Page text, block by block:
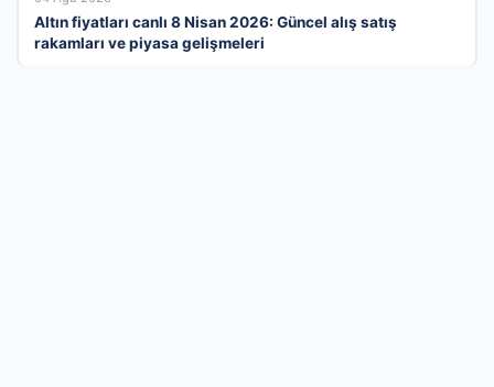
Altın fiyatları canlı 8 Nisan 2026: Güncel alış satış
rakamları ve piyasa gelişmeleri